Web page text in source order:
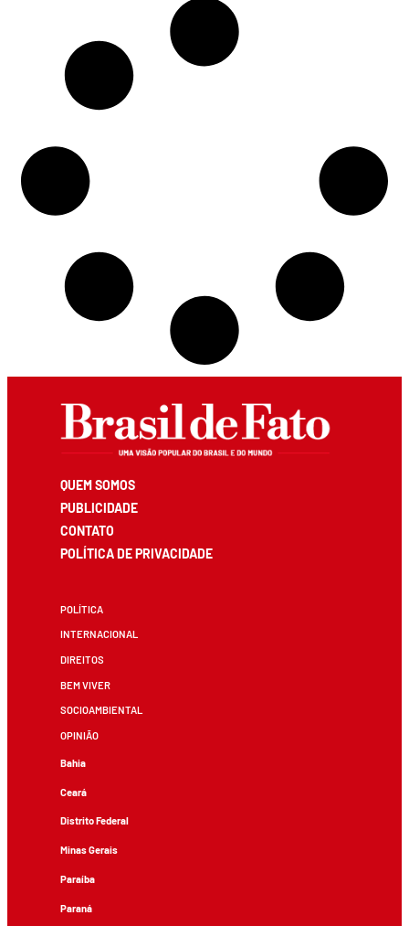
QUEM SOMOS
PUBLICIDADE
CONTATO
POLÍTICA DE PRIVACIDADE
POLÍTICA
INTERNACIONAL
DIREITOS
BEM VIVER
SOCIOAMBIENTAL
OPINIÃO
Bahia
Ceará
Distrito Federal
Minas Gerais
Paraíba
Paraná